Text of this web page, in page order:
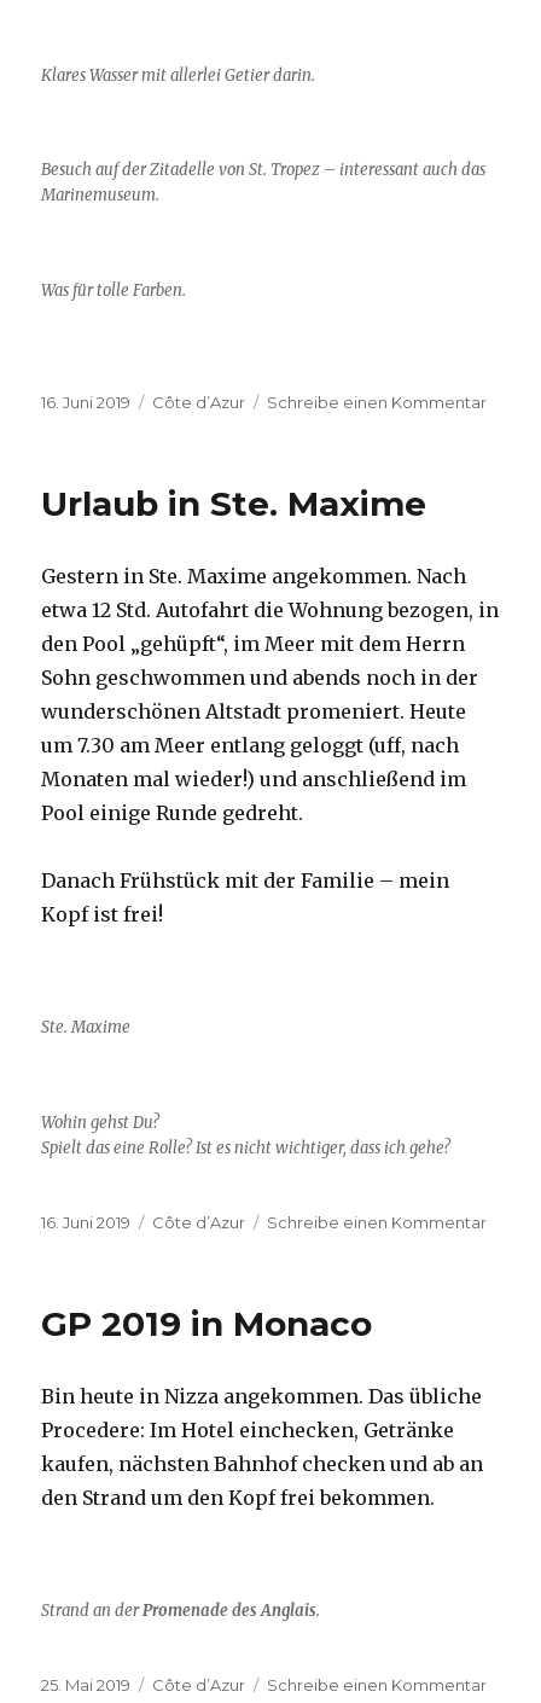
Klares Wasser mit allerlei Getier darin.
Besuch auf der Zitadelle von St. Tropez – interessant auch das
Marinemuseum.
Was für tolle Farben.
Veröffentlicht
16. Juni 2019 Kategorien
Côte d’Azur Schreibe einen Kommentarzu
Urlaub in Ste. Maxime
Gestern in Ste. Maxime angekommen. Nach
etwa 12 Std. Autofahrt die Wohnung bezogen, in
den Pool „gehüpft“, im Meer mit dem Herrn
Sohn geschwommen und abends noch in der
wunderschönen Altstadt promeniert. Heute
um 7.30 am Meer entlang geloggt (uff, nach
Monaten mal wieder!) und anschließend im
Pool einige Runde gedreht.
Danach Frühstück mit der Familie – mein
Kopf ist frei!
Ste. Maxime
Wohin gehst Du?
Spielt das eine Rolle? Ist es nicht wichtiger, dass ich gehe?
Veröffentlicht
16. Juni 2019 Kategorien
Côte d’Azur Schreibe einen Kommentarzu
GP 2019 in Monaco
Bin heute in Nizza angekommen. Das übliche
Procedere: Im Hotel einchecken, Getränke
kaufen, nächsten Bahnhof checken und ab an
den Strand um den Kopf frei bekommen.
Strand an derPromenade des Anglais.
Veröffentlicht
25. Mai 2019 Kategorien
Côte d’Azur Schreibe einen Kommentarzu